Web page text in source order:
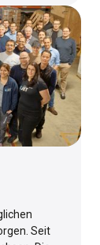
Seit